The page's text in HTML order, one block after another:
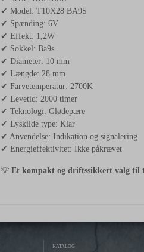
✔ Model: T10X28 BA9S
✔ Spænding: 6V
✔ Effekt: 1,2W
✔ Sokkel: Ba9s
✔ Diameter: 10 mm
✔ Længde: 28 mm
✔ Farvetemperatur: 2700K
✔ Levetid: 2000 timer
✔ Teknologi: Glødepære
✔ Lyskilde type: Klar
✔ Anvendelse: Indikation og signalering
✔ Energieffektivitet: Ikke påkrævet
💡 Et kompakt og driftssikkert valg til
KATALOG